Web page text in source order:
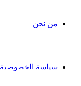
من نحن
سياسة الخصوصية